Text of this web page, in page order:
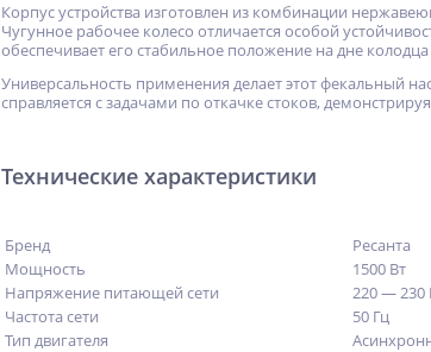
Корпус устройства изготовлен из комбинации
Чугунное рабочее колесо отличается особой
обеспечивает его стабильное положение на дне
Универсальность применения делает этот фекальный
справляется с задачами по откачке стоков,
Технические характеристики
Бренд
Ресанта
Мощность
1500 Вт
Напряжение питающей сети
220 — 230
Частота сети
50 Гц
Тип двигателя